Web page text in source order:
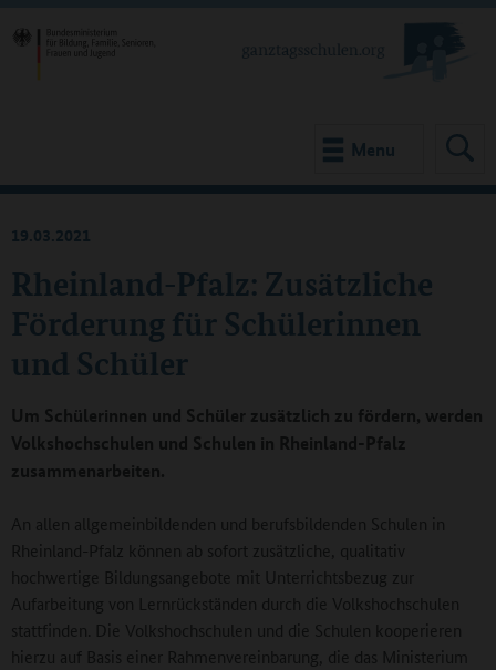
Menu
Rheinland-Pfalz: Zusätzliche
Förderung für Schülerinnen
und Schüler
19.03.2021
Um Schülerinnen und Schüler zusätzlich zu fördern, werden
Volkshochschulen und Schulen in Rheinland-Pfalz
zusammenarbeiten.
An allen allgemeinbildenden und berufsbildenden Schulen in
Rheinland-Pfalz können ab sofort zusätzliche, qualitativ
hochwertige Bildungsangebote mit Unterrichtsbezug zur
Aufarbeitung von Lernrückständen durch die Volkshochschulen
stattfinden. Die Volkshochschulen und die Schulen kooperieren
hierzu auf Basis einer Rahmenvereinbarung, die das Ministerium